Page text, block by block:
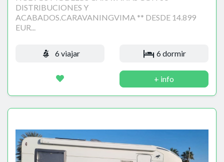
DISTRIBUCIONES Y
ACABADOS.CARAVANINGVIMA ** DESDE 14.899
EUR...
6 viajar 6 dormir
+ info